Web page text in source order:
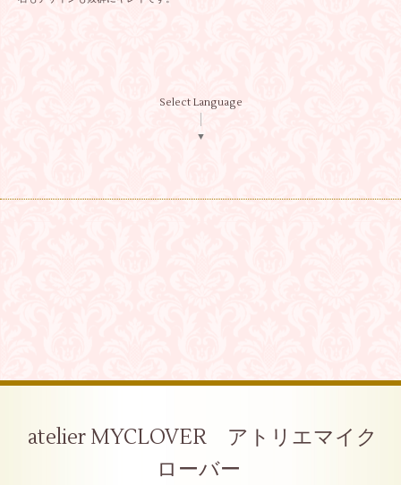
Select Language
▼
atelier MYCLOVER アトリエマイク
ローバー